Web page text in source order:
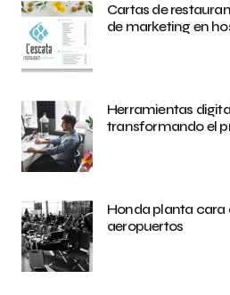
Cartas de
de marketing en
Herramientas
transformando el
Honda planta cara
aeropuertos